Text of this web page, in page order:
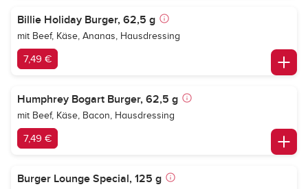
Billie Holiday Burger, 62,5 g
mit Beef, Käse, Ananas, Hausdressing
7,49 €
Humphrey Bogart Burger, 62,5 g
mit Beef, Käse, Bacon, Hausdressing
7,49 €
Burger Lounge Special, 125 g